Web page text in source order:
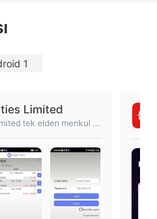
1
Limited
tek elden menkul kı